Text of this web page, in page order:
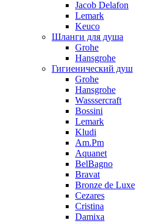
Jacob Delafon
Lemark
Keuco
Шланги для душа
Grohe
Hansgrohe
Гигиенический душ
Grohe
Hansgrohe
Wasssercraft
Bossini
Lemark
Kludi
Am.Pm
Aquanet
BelBagno
Bravat
Bronze de Luxe
Cezares
Cristina
Damixa